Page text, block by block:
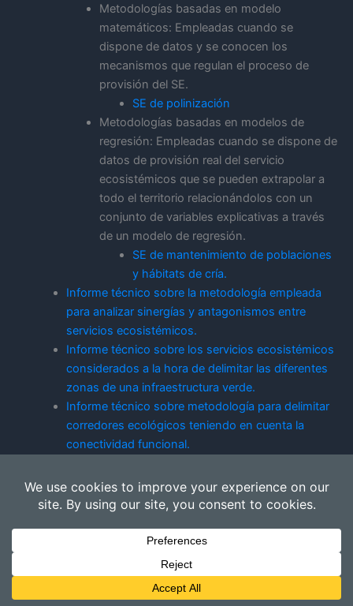
Metodologías basadas en modelo
matemáticos: Empleadas cuando se
dispone de datos y se conocen los
mecanismos que regulan el proceso de
provisión del SE.
SE de polinización
Metodologías basadas en modelos de
regresión: Empleadas cuando se dispone de
datos de provisión real del servicio
ecosistémicos que se pueden extrapolar a
todo el territorio relacionándolos con un
conjunto de variables explicativas a través
de un modelo de regresión.
SE de mantenimiento de poblaciones
y hábitats de cría.
Informe técnico sobre la metodología empleada
para analizar sinergías y antagonismos entre
servicios ecosistémicos.
Informe técnico sobre los servicios ecosistémicos
considerados a la hora de delimitar las diferentes
zonas de una infraestructura verde.
Informe técnico sobre metodología para delimitar
corredores ecológicos teniendo en cuenta la
conectividad funcional.
de conjuntos de servicios ecosistémicos para la
delimitación de la infraestructura verde.
Todos los derechos © 2026 Inverclima | Funciona gracias a
Tema
Astra para WordPress